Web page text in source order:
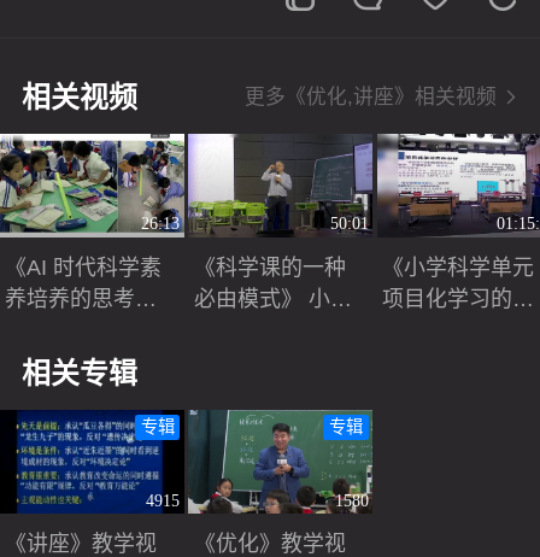
相关视频 更多《优化,讲座》相关视频
26:13
《AI 时代科学素
养培养的思考和
025名师讲座视频
50:01
《科学课的一种
必由模式》 小学
《小学科学单元
项目化学习的实
相关专辑
4915
专辑
《讲座》教学视
1580
专辑
《优化》教学视